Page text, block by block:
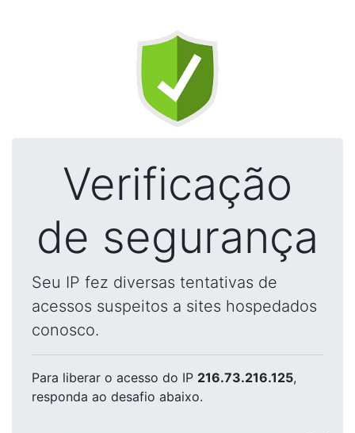
Verificação
de segurança
Seu IP fez diversas tentativas de
acessos suspeitos a sites hospedados
conosco.
Para liberar o acesso do IP 216.73.216.125,
responda ao desafio abaixo.